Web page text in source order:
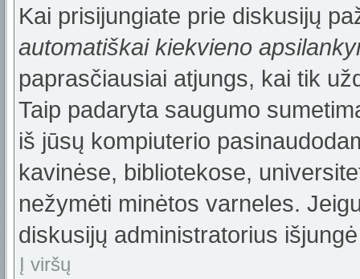
Kai prisijungiate prie diskusijų
automatiškai kiekvieno
paprasčiausiai atjungs, kai tik
Taip padaryta saugumo
iš jūsų kompiuterio
kavinėse, bibliotekose,
nežymėti minėtos varneles.
diskusijų administratorius
Į viršų